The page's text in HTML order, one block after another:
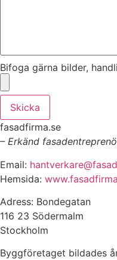
Bifoga gärna bilder,
Skicka
fasadfirma.se
– Erkänd
Email:
Hemsida:
Adress: Bondegatan
116 23 Södermalm
Stockholm
Byggföretaget bildades